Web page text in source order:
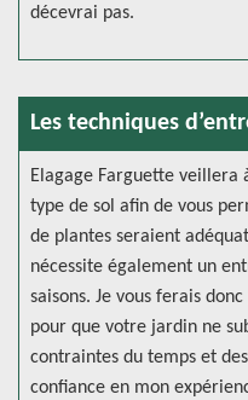
décevrai pas.
Les techniques
Elagage Farguette veillera
type de sol afin de vous
de plantes seraient
nécessite également un
saisons. Je vous ferais
pour que votre jardin ne
contraintes du temps et
confiance en mon